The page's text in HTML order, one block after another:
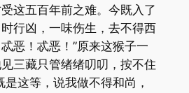
这五百年前之难。今既入了
行凶，一味伤生，去不得西
恶！忒恶！”原来这猴子一
三藏只管绪绪叨叨，按不住
是这等，说我做不得和尚，